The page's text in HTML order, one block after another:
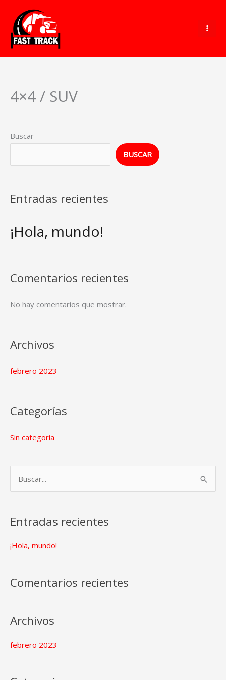
contenido
Buscar
BUSCAR
Entradas recientes
¡Hola, mundo!
Comentarios recientes
No hay comentarios que mostrar.
Archivos
febrero 2023
Categorías
Sin categoría
c
a
o
Entradas recientes
¡Hola, mundo!
Comentarios recientes
Archivos
febrero 2023
4×4 / SUV